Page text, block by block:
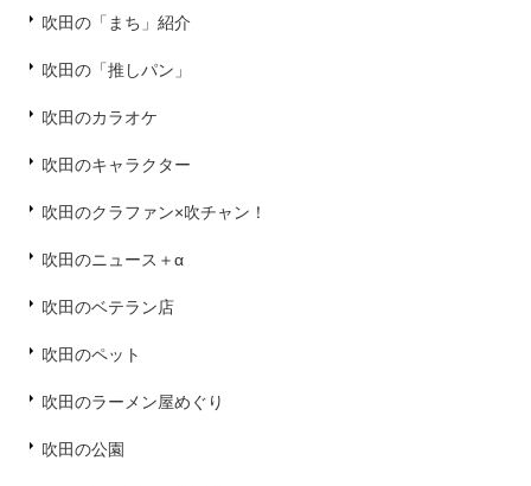
吹田の「まち」紹介
吹田の「推しパン」
吹田のカラオケ
吹田のキャラクター
吹田のクラファン×吹チャン！
吹田のニュース＋α
吹田のベテラン店
吹田のペット
吹田のラーメン屋めぐり
吹田の公園